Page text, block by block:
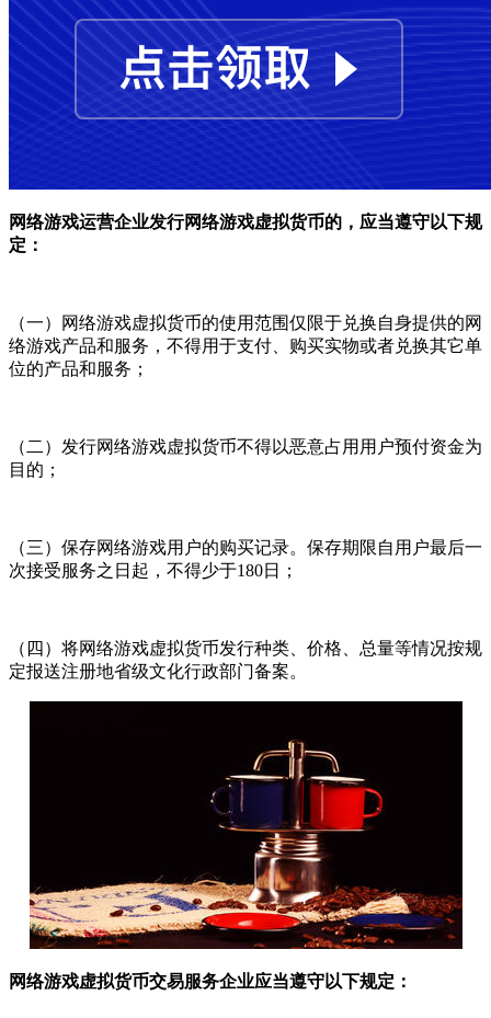
网络游戏运营企业发行网络游戏虚拟货币的，应当遵守以下规
定：
（一）网络游戏虚拟货币的使用范围仅限于兑换自身提供的网
络游戏产品和服务，不得用于支付、购买实物或者兑换其它单
位的产品和服务；
（二）发行网络游戏虚拟货币不得以恶意占用用户预付资金为
目的；
（三）保存网络游戏用户的购买记录。保存期限自用户最后一
次接受服务之日起，不得少于180日；
（四）将网络游戏虚拟货币发行种类、价格、总量等情况按规
定报送注册地省级文化行政部门备案。
网络游戏虚拟货币交易服务企业应当遵守以下规定：